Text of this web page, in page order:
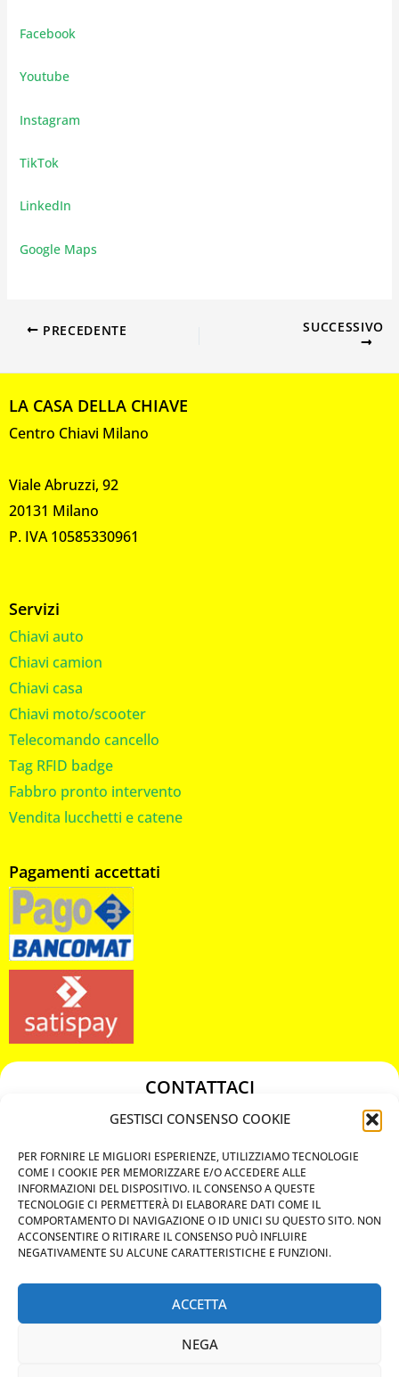
GESTISCI CONSENSO COOKIE
PER FORNIRE LE MIGLIORI ESPERIENZE, UTILIZZIAMO TECNOLOGIE
COME I COOKIE PER MEMORIZZARE E/O ACCEDERE ALLE
INFORMAZIONI DEL DISPOSITIVO. IL CONSENSO A QUESTE
TECNOLOGIE CI PERMETTERÀ DI ELABORARE DATI COME IL
COMPORTAMENTO DI NAVIGAZIONE O ID UNICI SU QUESTO SITO. NON
ACCONSENTIRE O RITIRARE IL CONSENSO PUÒ INFLUIRE
NEGATIVAMENTE SU ALCUNE CARATTERISTICHE E FUNZIONI.
ACCETTA
NEGA
Facebook
Youtube
Instagram
TikTok
LinkedIn
Google Maps
PRECEDENTE SUCCESSIVO
LA CASA DELLA CHIAVE
Centro Chiavi Milano
Viale Abruzzi, 92
20131 Milano
P. IVA 10585330961
Servizi
Chiavi auto
Chiavi camion
Chiavi casa
Chiavi moto/scooter
Telecomando cancello
Tag RFID badge
Fabbro pronto intervento
Vendita lucchetti e catene
Pagamenti accettati
CONTATTACI
349 3863811
chiavicodificate@gmail.com
Privacy Policy
Cookie Policy
MAPS
CHIAMA ORA